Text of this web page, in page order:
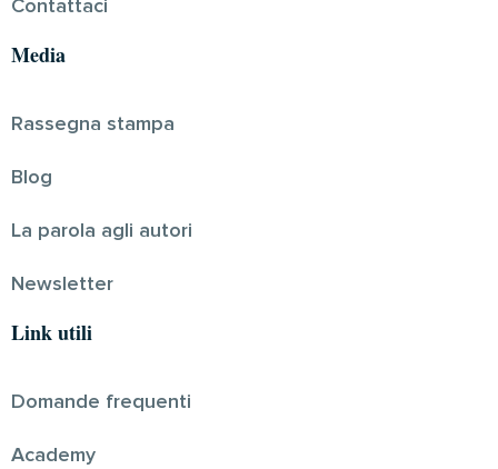
Contattaci
Media
Rassegna stampa
Blog
La parola agli autori
Newsletter
Link utili
Domande frequenti
Academy